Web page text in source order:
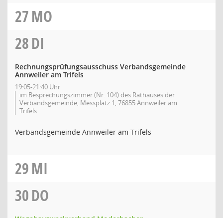
27MO
28DI
Rechnungsprüfungsausschuss Verbandsgemeinde
Annweiler am Trifels
19:05-21:40 Uhr
im Besprechungszimmer (Nr. 104) des Rathauses der
Verbandsgemeinde, Messplatz 1, 76855 Annweiler am
Trifels
Verbandsgemeinde Annweiler am Trifels
29MI
30DO